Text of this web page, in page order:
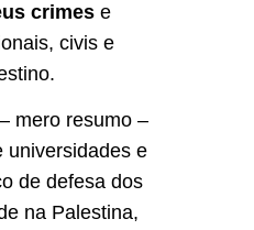
crimes e
civis e
mero resumo –
universidades e
de defesa dos
na Palestina,